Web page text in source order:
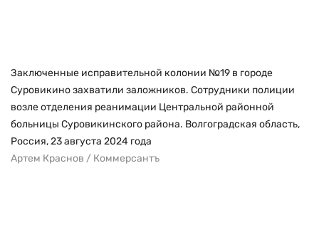
Заключенные исправительной колонии №19 в городе
Суровикино захватили заложников. Сотрудники полиции
возле отделения реанимации Центральной районной
больницы Суровикинского района. Волгоградская область,
Россия, 23 августа 2024 года
Артем Краснов / Коммерсантъ